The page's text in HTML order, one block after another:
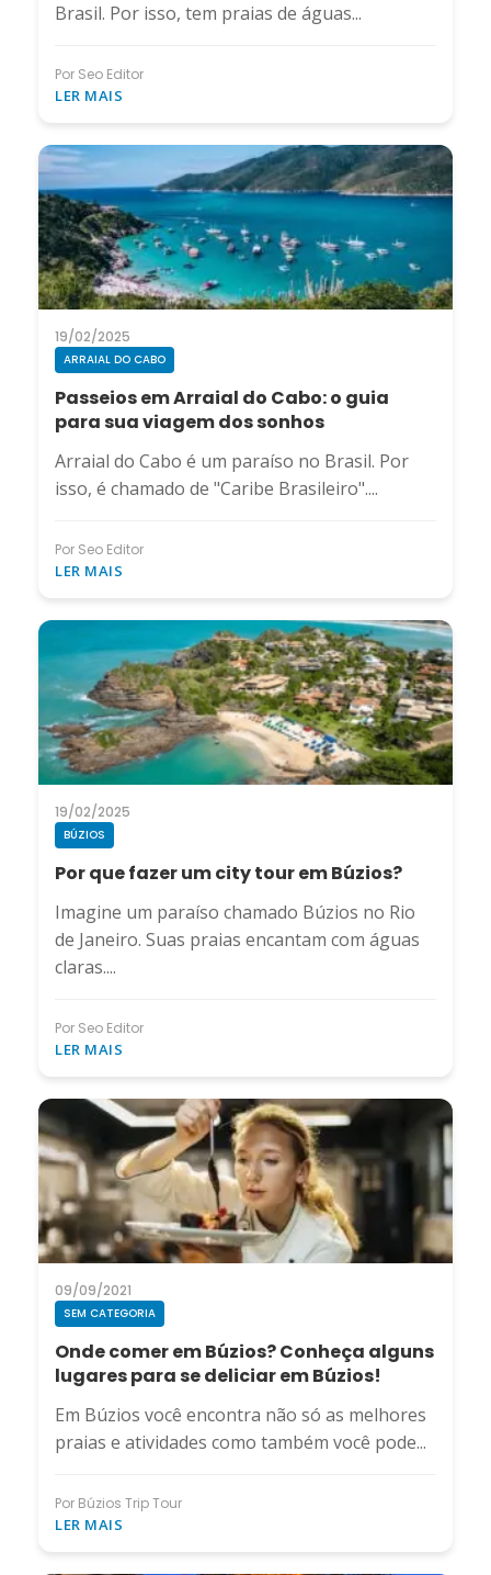
Brasil. Por isso, tem praias de águas...
Por Seo Editor
LER MAIS
19/02/2025
ARRAIAL DO CABO
Passeios em Arraial do Cabo: o guia
para sua viagem dos sonhos
Arraial do Cabo é um paraíso no Brasil. Por
isso, é chamado de "Caribe Brasileiro"....
Por Seo Editor
LER MAIS
19/02/2025
BÚZIOS
Por que fazer um city tour em Búzios?
Imagine um paraíso chamado Búzios no Rio
de Janeiro. Suas praias encantam com águas
claras....
Por Seo Editor
LER MAIS
09/09/2021
SEM CATEGORIA
Onde comer em Búzios? Conheça alguns
lugares para se deliciar em Búzios!
Em Búzios você encontra não só as melhores
praias e atividades como também você pode...
Por Búzios Trip Tour
LER MAIS